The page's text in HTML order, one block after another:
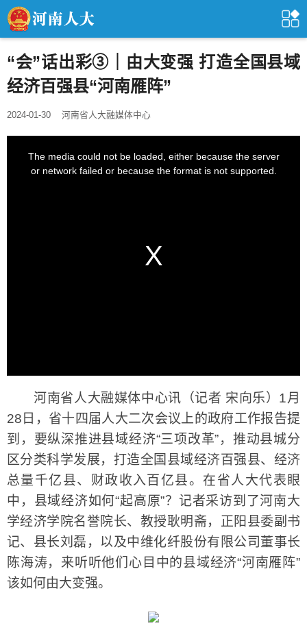
“会”话出彩③｜由大变强 打造全国县域
经济百强县“河南雁阵”
2024-01-30 河南省人大融媒体中心
河南省人大融媒体中心讯（记者 宋向乐）1月
28日，省十四届人大二次会议上的政府工作报告提
到，要纵深推进县域经济“三项改革”，推动县城分
区分类科学发展，打造全国县域经济百强县、经济
总量千亿县、财政收入百亿县。在省人大代表眼
中，县域经济如何“起高原”？记者采访到了河南大
学经济学院名誉院长、教授耿明斋，正阳县委副书
记、县长刘磊，以及中维化纤股份有限公司董事长
陈海涛，来听听他们心目中的县域经济“河南雁阵”
该如何由大变强。